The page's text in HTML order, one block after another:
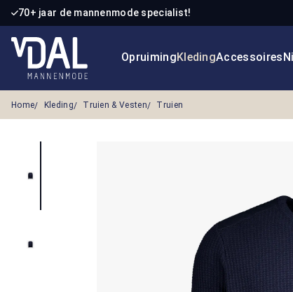
de hoofdinhoud
Ga naar de zoekopdracht
Ga naar de hoofdnavigatie
70+ jaar de mannenmode specialist!
OpruimingKledingAccessoires
Home Kleding Truien & Vesten Truien